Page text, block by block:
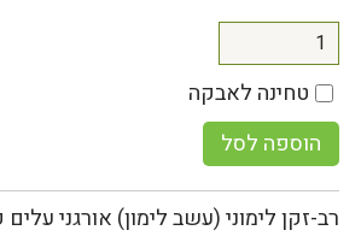
טחינה לאבקה
הוספה לסל
רב-זקן לימוני (עשב לימון) אורגני עלים